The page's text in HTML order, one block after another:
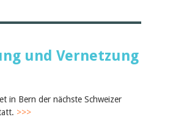
und Vernetzung
in Bern der nächste Schweizer
>>>